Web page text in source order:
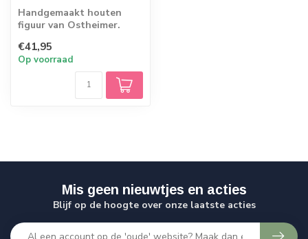
Handgemaakt houten
figuur van Ostheimer.
€41,95
Op voorraad
Mis geen nieuwtjes en acties
Blijf op de hoogte over onze laatste acties